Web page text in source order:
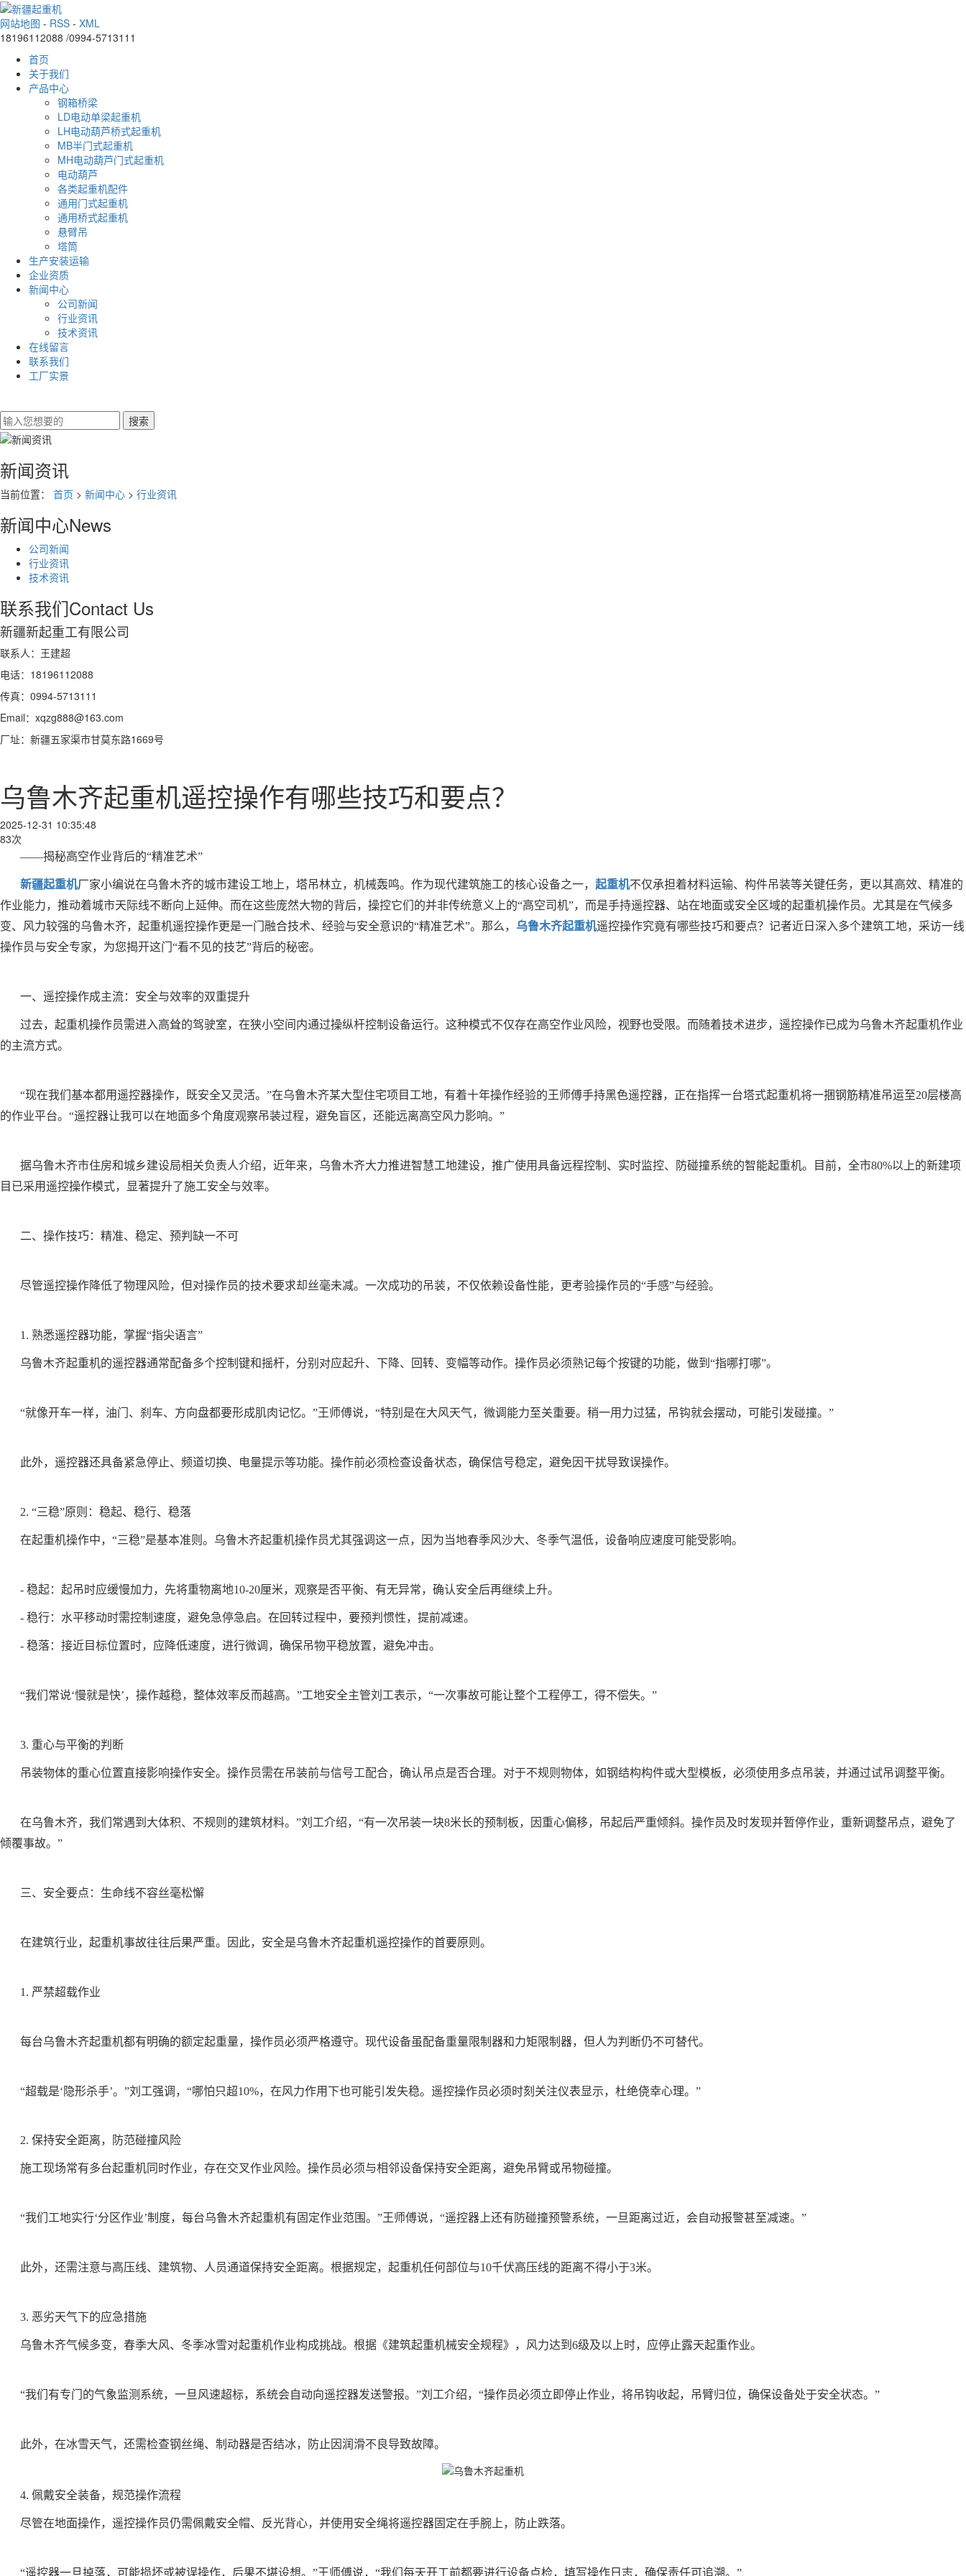
网站地图 - RSS - XML
18196112088 /0994-5713111
首页
关于我们
产品中心
钢箱桥梁
LD电动单梁起重机
LH电动葫芦桥式起重机
MB半门式起重机
MH电动葫芦门式起重机
电动葫芦
各类起重机配件
通用门式起重机
通用桥式起重机
悬臂吊
塔筒
生产安装运输
企业资质
新闻中心
公司新闻
行业资讯
技术资讯
在线留言
联系我们
工厂实景
新闻资讯
当前位置： 首页 > 新闻中心 > 行业资讯
新闻中心News
公司新闻
行业资讯
技术资讯
联系我们Contact Us
新疆新起重工有限公司
联系人：王建超
电话：18196112088
传真：0994-5713111
Email：xqzg888@163.com
厂址：新疆五家渠市甘莫东路1669号
乌鲁木齐起重机遥控操作有哪些技巧和要点？
2025-12-31 10:35:48
83次
——揭秘高空作业背后的“精准艺术”
新疆起重机厂家小编说在乌鲁木齐的城市建设工地上，塔吊林立，机械轰鸣。作为现代建筑施工的核心设备之一， 起重机不仅承担着材料运输、构件吊装等关键任务，更以其高效、精准的
作业能力，推动着城市天际线不断向上延伸。而在这些庞然大物的背后，操控它们的并非传统意义上的“高空司机”，而是手持遥控器、站在地面或安全区域的起重机操作员。尤其是在气候多
变、风力较强的乌鲁木齐，起重机遥控操作更是一门融合技术、经验与安全意识的“精准艺术”。那么， 乌鲁木齐起重机遥控操作究竟有哪些技巧和要点？记者近日深入多个建筑工地，采访一线
操作员与安全专家，为您揭开这门“看不见的技艺”背后的秘密。
一、遥控操作成主流：安全与效率的双重提升
过去，起重机操作员需进入高耸的驾驶室，在狭小空间内通过操纵杆控制设备运行。这种模式不仅存在高空作业风险，视野也受限。而随着技术进步，遥控操作已成为乌鲁木齐起重机作业
的主流方式。
“现在我们基本都用遥控器操作，既安全又灵活。”在乌鲁木齐某大型住宅项目工地，有着十年操作经验的王师傅手持黑色遥控器，正在指挥一台塔式起重机将一捆钢筋精准吊运至20层楼高
的作业平台。“遥控器让我可以在地面多个角度观察吊装过程，避免盲区，还能远离高空风力影响。”
据乌鲁木齐市住房和城乡建设局相关负责人介绍，近年来，乌鲁木齐大力推进智慧工地建设，推广使用具备远程控制、实时监控、防碰撞系统的智能起重机。目前，全市80%以上的新建项
目已采用遥控操作模式，显著提升了施工安全与效率。
二、操作技巧：精准、稳定、预判缺一不可
尽管遥控操作降低了物理风险，但对操作员的技术要求却丝毫未减。一次成功的吊装，不仅依赖设备性能，更考验操作员的“手感”与经验。
1. 熟悉遥控器功能，掌握“指尖语言”
乌鲁木齐起重机的遥控器通常配备多个控制键和摇杆，分别对应起升、下降、回转、变幅等动作。操作员必须熟记每个按键的功能，做到“指哪打哪”。
“就像开车一样，油门、刹车、方向盘都要形成肌肉记忆。”王师傅说，“特别是在大风天气，微调能力至关重要。稍一用力过猛，吊钩就会摆动，可能引发碰撞。”
此外，遥控器还具备紧急停止、频道切换、电量提示等功能。操作前必须检查设备状态，确保信号稳定，避免因干扰导致误操作。
2. “三稳”原则：稳起、稳行、稳落
在起重机操作中，“三稳”是基本准则。乌鲁木齐起重机操作员尤其强调这一点，因为当地春季风沙大、冬季气温低，设备响应速度可能受影响。
- 稳起：起吊时应缓慢加力，先将重物离地10-20厘米，观察是否平衡、有无异常，确认安全后再继续上升。
- 稳行：水平移动时需控制速度，避免急停急启。在回转过程中，要预判惯性，提前减速。
- 稳落：接近目标位置时，应降低速度，进行微调，确保吊物平稳放置，避免冲击。
“我们常说‘慢就是快’，操作越稳，整体效率反而越高。”工地安全主管刘工表示，“一次事故可能让整个工程停工，得不偿失。”
3. 重心与平衡的判断
吊装物体的重心位置直接影响操作安全。操作员需在吊装前与信号工配合，确认吊点是否合理。对于不规则物体，如钢结构构件或大型模板，必须使用多点吊装，并通过试吊调整平衡。
在乌鲁木齐，我们常遇到大体积、不规则的建筑材料。”刘工介绍，“有一次吊装一块8米长的预制板，因重心偏移，吊起后严重倾斜。操作员及时发现并暂停作业，重新调整吊点，避免了
倾覆事故。”
三、安全要点：生命线不容丝毫松懈
在建筑行业，起重机事故往往后果严重。因此，安全是乌鲁木齐起重机遥控操作的首要原则。
1. 严禁超载作业
每台乌鲁木齐起重机都有明确的额定起重量，操作员必须严格遵守。现代设备虽配备重量限制器和力矩限制器，但人为判断仍不可替代。
“超载是‘隐形杀手’。”刘工强调，“哪怕只超10%，在风力作用下也可能引发失稳。遥控操作员必须时刻关注仪表显示，杜绝侥幸心理。”
2. 保持安全距离，防范碰撞风险
施工现场常有多台起重机同时作业，存在交叉作业风险。操作员必须与相邻设备保持安全距离，避免吊臂或吊物碰撞。
“我们工地实行‘分区作业’制度，每台乌鲁木齐起重机有固定作业范围。”王师傅说，“遥控器上还有防碰撞预警系统，一旦距离过近，会自动报警甚至减速。”
此外，还需注意与高压线、建筑物、人员通道保持安全距离。根据规定，起重机任何部位与10千伏高压线的距离不得小于3米。
3. 恶劣天气下的应急措施
乌鲁木齐气候多变，春季大风、冬季冰雪对起重机作业构成挑战。根据《建筑起重机械安全规程》，风力达到6级及以上时，应停止露天起重作业。
“我们有专门的气象监测系统，一旦风速超标，系统会自动向遥控器发送警报。”刘工介绍，“操作员必须立即停止作业，将吊钩收起，吊臂归位，确保设备处于安全状态。”
此外，在冰雪天气，还需检查钢丝绳、制动器是否结冰，防止因润滑不良导致故障。
4. 佩戴安全装备，规范操作流程
尽管在地面操作，遥控操作员仍需佩戴安全帽、反光背心，并使用安全绳将遥控器固定在手腕上，防止跌落。
“遥控器一旦掉落，可能损坏或被误操作，后果不堪设想。”王师傅说，“我们每天开工前都要进行设备点检，填写操作日志，确保责任可追溯。”